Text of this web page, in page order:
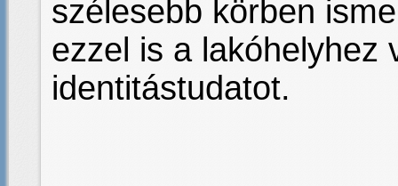
szélesebb körben
ezzel is a lakóhelyhez
identitástudatot.